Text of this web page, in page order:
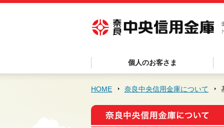
個人のお客さま
HOME 奈良中央信用金庫について